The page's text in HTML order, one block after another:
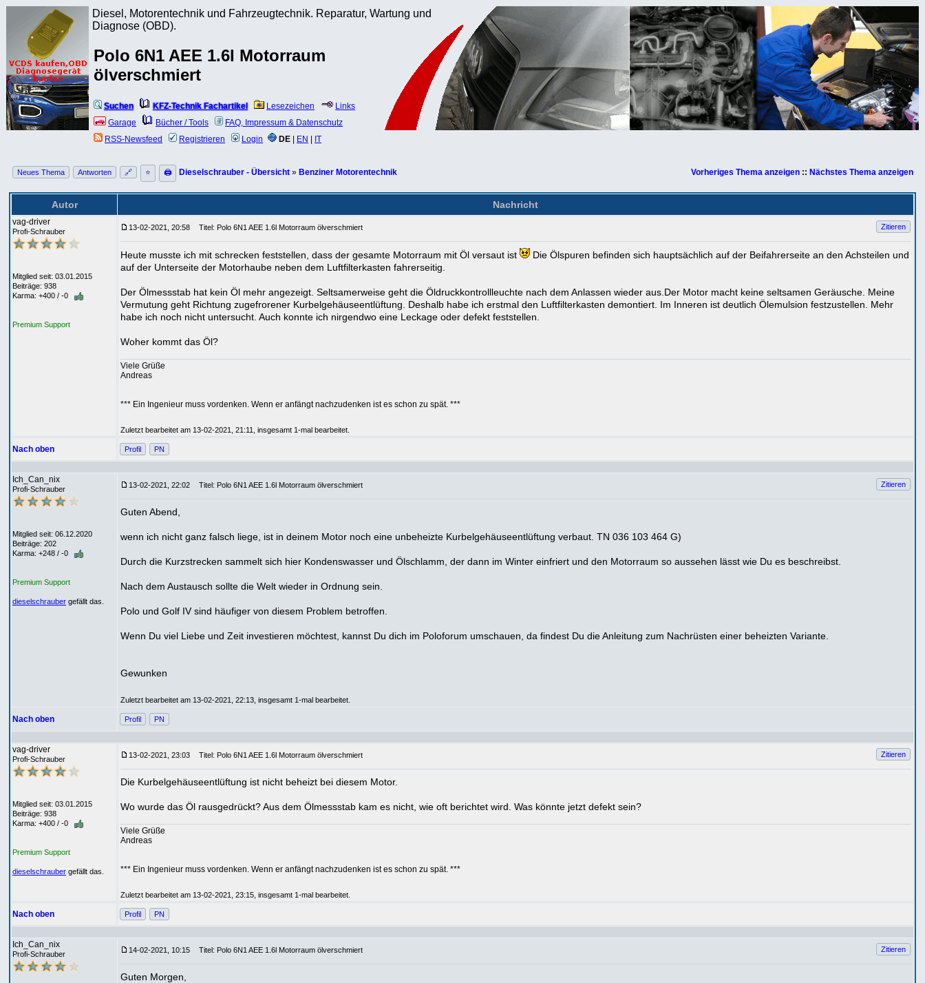
Diesel, Motorentechnik und Fahrzeugtechnik. Reparatur, Wartung und
Diagnose (OBD).
Polo 6N1 AEE 1.6l Motorraum
ölverschmiert
Suchen KFZ-Technik Fachartikel Lesezeichen
Links
Garage
Bücher / Tools
FAQ, Impressum & Datenschutz
RSS-Newsfeed
Registrieren Login DE EN IT
Neues Thema Antworten 🔗 ⭐ 🖨 Dieselschrauber - Übersicht » Benziner Motorentechnik Vorheriges Thema anzeigen :: Nächstes Thema anzeigen
Autor Nachricht
vag-driver
Profi-Schrauber
Mitglied seit: 03.01.2015
Beiträge: 938
Karma: +400 / -0
Premium Support
13-02-2021, 20:58 Titel: Polo 6N1 AEE 1.6l Motorraum ölverschmiert Zitieren
Heute musste ich mit schrecken feststellen, dass der gesamte Motorraum mit Öl versaut ist
Die Ölspuren befinden sich hauptsächlich auf der Beifahrerseite an den Achsteilen und
auf der Unterseite der Motorhaube neben dem Luftfilterkasten fahrerseitig.
Der Ölmessstab hat kein Öl mehr angezeigt. Seltsamerweise geht die Öldruckkontrollleuchte nach dem Anlassen wieder aus.Der Motor macht keine seltsamen Geräusche. Meine
Vermutung geht Richtung zugefrorener Kurbelgehäuseentlüftung. Deshalb habe ich erstmal den Luftfilterkasten demontiert. Im Inneren ist deutlich Ölemulsion festzustellen. Mehr
habe ich noch nicht untersucht. Auch konnte ich nirgendwo eine Leckage oder defekt feststellen.
Woher kommt das Öl?
Viele Grüße
Andreas
*** Ein Ingenieur muss vordenken. Wenn er anfängt nachzudenken ist es schon zu spät. ***
Zuletzt bearbeitet am 13-02-2021, 21:11, insgesamt 1-mal bearbeitet.
Nach oben Profil PN
Ich_Can_nix
Profi-Schrauber
Mitglied seit: 06.12.2020
Beiträge: 202
Karma: +248 / -0
Premium Support
dieselschrauber gefällt das.
13-02-2021, 22:02 Titel: Polo 6N1 AEE 1.6l Motorraum ölverschmiert Zitieren
Guten Abend,
wenn ich nicht ganz falsch liege, ist in deinem Motor noch eine unbeheizte Kurbelgehäuseentlüftung verbaut. TN 036 103 464 G)
Durch die Kurzstrecken sammelt sich hier Kondenswasser und Ölschlamm, der dann im Winter einfriert und den Motorraum so aussehen lässt wie Du es beschreibst.
Nach dem Austausch sollte die Welt wieder in Ordnung sein.
Polo und Golf IV sind häufiger von diesem Problem betroffen.
Wenn Du viel Liebe und Zeit investieren möchtest, kannst Du dich im Poloforum umschauen, da findest Du die Anleitung zum Nachrüsten einer beheizten Variante.
Gewunken
Zuletzt bearbeitet am 13-02-2021, 22:13, insgesamt 1-mal bearbeitet.
Nach oben Profil PN
vag-driver
Profi-Schrauber
Mitglied seit: 03.01.2015
Beiträge: 938
Karma: +400 / -0
Premium Support
dieselschrauber gefällt das.
13-02-2021, 23:03 Titel: Polo 6N1 AEE 1.6l Motorraum ölverschmiert Zitieren
Die Kurbelgehäuseentlüftung ist nicht beheizt bei diesem Motor.
Wo wurde das Öl rausgedrückt? Aus dem Ölmessstab kam es nicht, wie oft berichtet wird. Was könnte jetzt defekt sein?
Viele Grüße
Andreas
*** Ein Ingenieur muss vordenken. Wenn er anfängt nachzudenken ist es schon zu spät. ***
Zuletzt bearbeitet am 13-02-2021, 23:15, insgesamt 1-mal bearbeitet.
Nach oben Profil PN
Ich_Can_nix
Profi-Schrauber 14-02-2021, 10:15 Titel: Polo 6N1 AEE 1.6l Motorraum ölverschmiert Zitieren
Guten Morgen,